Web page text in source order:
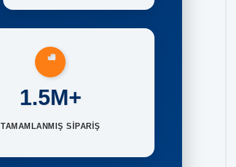
1.5M+
TAMAMLANMIŞ SİPARİŞ